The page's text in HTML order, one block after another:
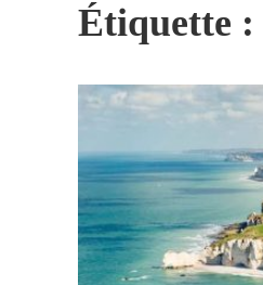
Étiquette :